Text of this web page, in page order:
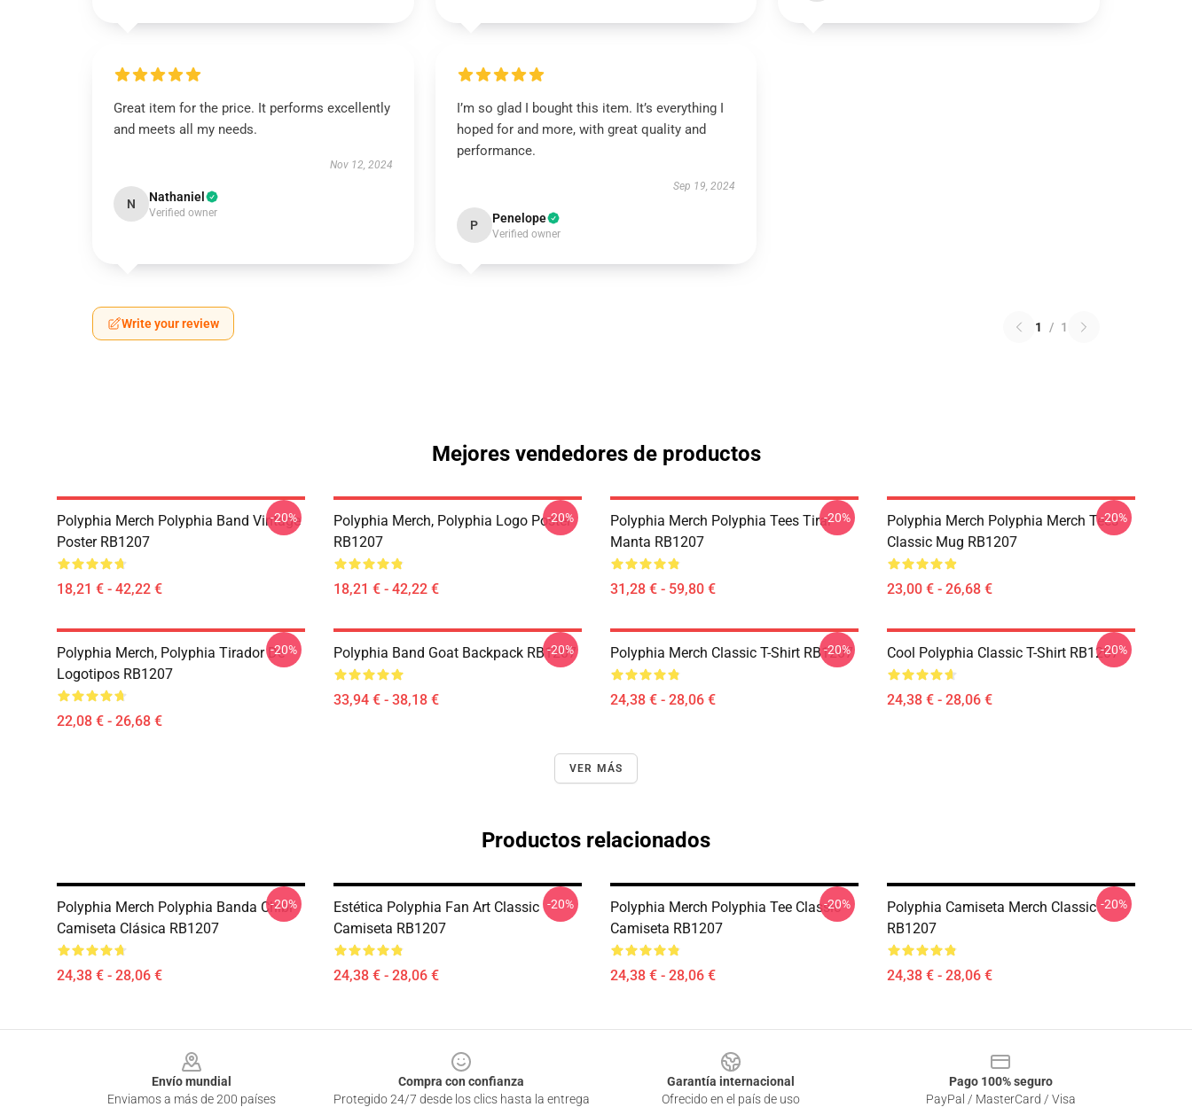
Great item for the price. It performs excellently
and meets all my needs.
Nov 12, 2024
N Nathaniel
Verified owner
I’m so glad I bought this item. It’s everything I
hoped for and more, with great quality and
performance.
Sep 19, 2024
P Penelope
Verified owner
Write your review 1 / 1
Mejores vendedores de productos
Polyphia Merch Polyphia Band Vintage
Poster RB1207
18,21 € - 42,22 €
-20%
Polyphia Merch, Polyphia Logo Poster
RB1207
18,21 € - 42,22 €
-20%
Polyphia Merch Polyphia Tees Tirar
Manta RB1207
31,28 € - 59,80 €
-20%
Polyphia Merch Polyphia Merch Tees
Classic Mug RB1207
23,00 € - 26,68 €
-20%
Polyphia Merch, Polyphia Tirador De
Logotipos RB1207
22,08 € - 26,68 €
-20% Polyphia Band Goat Backpack RB1207
33,94 € - 38,18 €
-20% Polyphia Merch Classic T-Shirt RB1207
24,38 € - 28,06 €
-20% Cool Polyphia Classic T-Shirt RB1207
24,38 € - 28,06 €
-20%
VER MÁS
Productos relacionados
Polyphia Merch Polyphia Banda Chibi
Camiseta Clásica RB1207
24,38 € - 28,06 €
-20%
Estética Polyphia Fan Art Classic
Camiseta RB1207
24,38 € - 28,06 €
-20%
Polyphia Merch Polyphia Tee Classic
Camiseta RB1207
24,38 € - 28,06 €
-20%
Polyphia Camiseta Merch Classic
RB1207
24,38 € - 28,06 €
-20%
Envío mundial
Enviamos a más de 200 países
Compra con confianza
Protegido 24/7 desde los clics hasta la entrega
Garantía internacional
Ofrecido en el país de uso
Pago 100% seguro
PayPal / MasterCard / Visa